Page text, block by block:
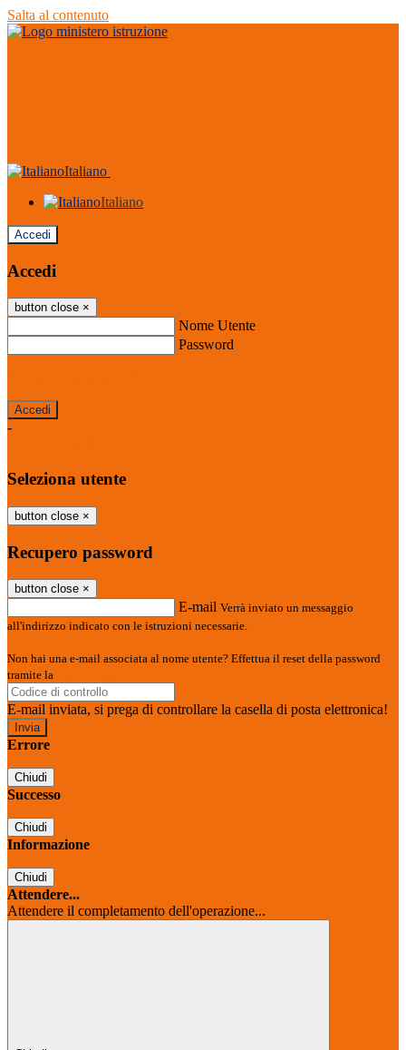
Salta al contenuto
Italiano
Italiano
Accedi
Accedi
button close ×
Nome Utente
Password
-
Seleziona utente
button close ×
Recupero password
button close ×
E-mail Verrà inviato un messaggio
all'indirizzo indicato con le istruzioni necessarie.
Non hai una e-mail associata al nome utente? Effettua il reset della password
tramite la
E-mail inviata, si prega di controllare la casella di posta elettronica!
Errore
Chiudi
Successo
Chiudi
Informazione
Chiudi
Attendere...
Attendere il completamento dell'operazione...